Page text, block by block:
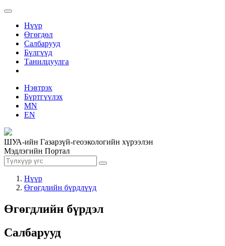
Нүүр
Өгөгдөл
Салбарууд
Бүлгүүд
Танилцуулга
Нэвтрэх
Бүртгүүлэх
MN
EN
ШУА-ийн Газарзүй-геоэкологийн хүрээлэн
Мэдлэгийн Портал
Нүүр
Өгөгдлийн бүрдлүүд
Өгөгдлийн бүрдэл
Салбарууд